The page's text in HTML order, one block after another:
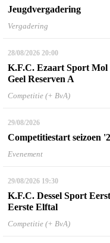
Jeugdvergadering
Vergadering
28/08/2026 20:00
K.F.C. Ezaart Sport Mol
Geel Reserven A
Competitie (+ BvA)
29/08/2026
Competitiestart seizoen
Evenement
29/08/2026 19:30
K.F.C. Dessel Sport
Eerste Elftal
Competitie (+ BvA)